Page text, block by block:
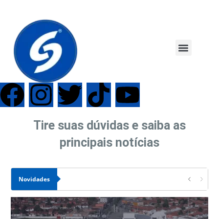
Tire suas dúvidas e saiba as
principais notícias
Novidades